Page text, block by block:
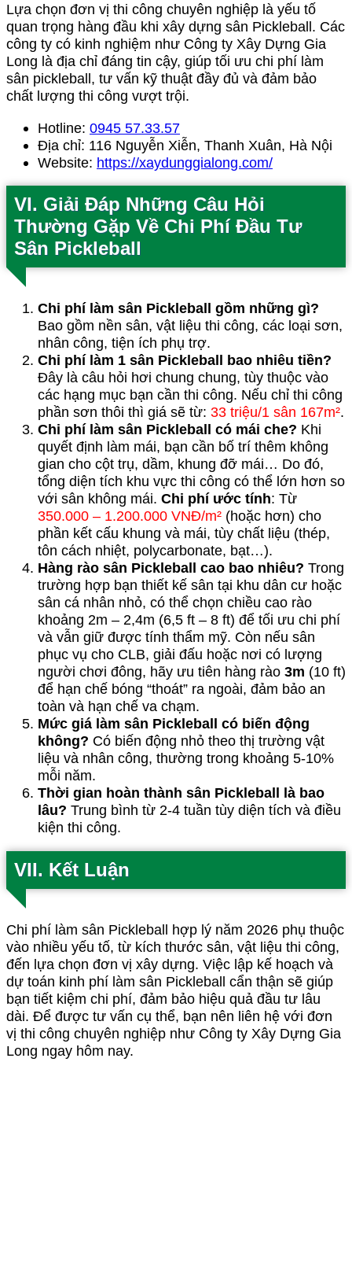
Lựa chọn đơn vị thi công chuyên nghiệp là yếu tố
quan trọng hàng đầu khi xây dựng sân Pickleball. Các
công ty có kinh nghiệm như Công ty Xây Dựng Gia
Long là địa chỉ đáng tin cậy, giúp tối ưu chi phí làm
sân pickleball, tư vấn kỹ thuật đầy đủ và đảm bảo
chất lượng thi công vượt trội.
Hotline: 0945 57.33.57
Địa chỉ: 116 Nguyễn Xiễn, Thanh Xuân, Hà Nội
Website: https://xaydunggialong.com/
VI. Giải Đáp Những Câu Hỏi
Thường Gặp Về Chi Phí Đầu Tư
Sân Pickleball
Chi phí làm sân Pickleball gồm những gì?
Bao gồm nền sân, vật liệu thi công, các loại sơn,
nhân công, tiện ích phụ trợ.
Chi phí làm 1 sân Pickleball bao nhiêu tiền?
Đây là câu hỏi hơi chung chung, tùy thuộc vào
các hạng mục bạn cần thi công. Nếu chỉ thi công
phần sơn thôi thì giá sẽ từ: 33 triệu/1 sân 167m².
Chi phí làm sân Pickleball có mái che? Khi
quyết định làm mái, bạn cần bố trí thêm không
gian cho cột trụ, dầm, khung đỡ mái… Do đó,
tổng diện tích khu vực thi công có thể lớn hơn so
với sân không mái. Chi phí ước tính: Từ
350.000 – 1.200.000 VNĐ/m² (hoặc hơn) cho
phần kết cấu khung và mái, tùy chất liệu (thép,
tôn cách nhiệt, polycarbonate, bạt…).
Hàng rào sân Pickleball cao bao nhiêu? Trong
trường hợp bạn thiết kế sân tại khu dân cư hoặc
sân cá nhân nhỏ, có thể chọn chiều cao rào
khoảng 2m – 2,4m (6,5 ft – 8 ft) để tối ưu chi phí
và vẫn giữ được tính thẩm mỹ. Còn nếu sân
phục vụ cho CLB, giải đấu hoặc nơi có lượng
người chơi đông, hãy ưu tiên hàng rào 3m (10 ft)
để hạn chế bóng “thoát” ra ngoài, đảm bảo an
toàn và hạn chế va chạm.
Mức giá làm sân Pickleball có biến động
không? Có biến động nhỏ theo thị trường vật
liệu và nhân công, thường trong khoảng 5-10%
mỗi năm.
Thời gian hoàn thành sân Pickleball là bao
lâu? Trung bình từ 2-4 tuần tùy diện tích và điều
kiện thi công.
VII. Kết Luận
Chi phí làm sân Pickleball hợp lý năm 2026 phụ thuộc
vào nhiều yếu tố, từ kích thước sân, vật liệu thi công,
đến lựa chọn đơn vị xây dựng. Việc lập kế hoạch và
dự toán kinh phí làm sân Pickleball cẩn thận sẽ giúp
bạn tiết kiệm chi phí, đảm bảo hiệu quả đầu tư lâu
dài. Để được tư vấn cụ thể, bạn nên liên hệ với đơn
vị thi công chuyên nghiệp như Công ty Xây Dựng Gia
Long ngay hôm nay.